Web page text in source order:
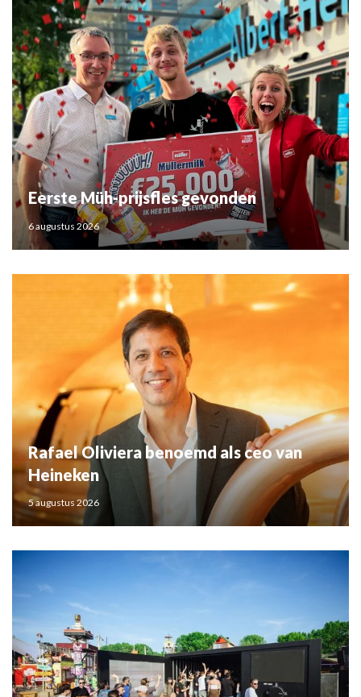
Eerste Müh-prijsfles gevonden
6 augustus 2026
Rafael Oliviera benoemd als ceo van
Heineken
5 augustus 2026